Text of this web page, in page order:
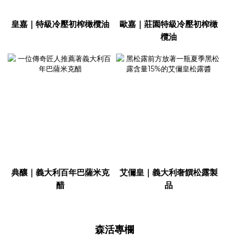
皇嘉｜特級冷壓初榨橄欖油
歐嘉｜莊園特級冷壓初榨橄
欖油
典釀｜義大利百年巴薩米克
醋
艾儞皇｜義大利奢饌松露製
品
森活專欄